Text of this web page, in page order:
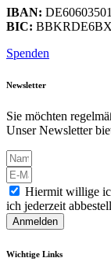
IBAN:
BIC:
Spenden
Newsletter
Sie möchten
Unser Newsletter
Hiermit willige
ich jederzeit
Anmelden
Wichtige Links